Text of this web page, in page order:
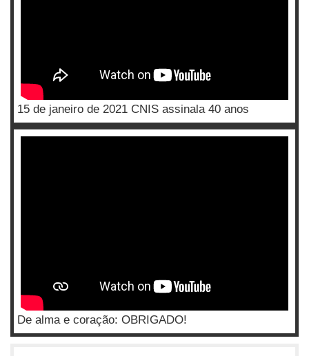
15 de janeiro de 2021 CNIS assinala 40 anos
De alma e coração: OBRIGADO!